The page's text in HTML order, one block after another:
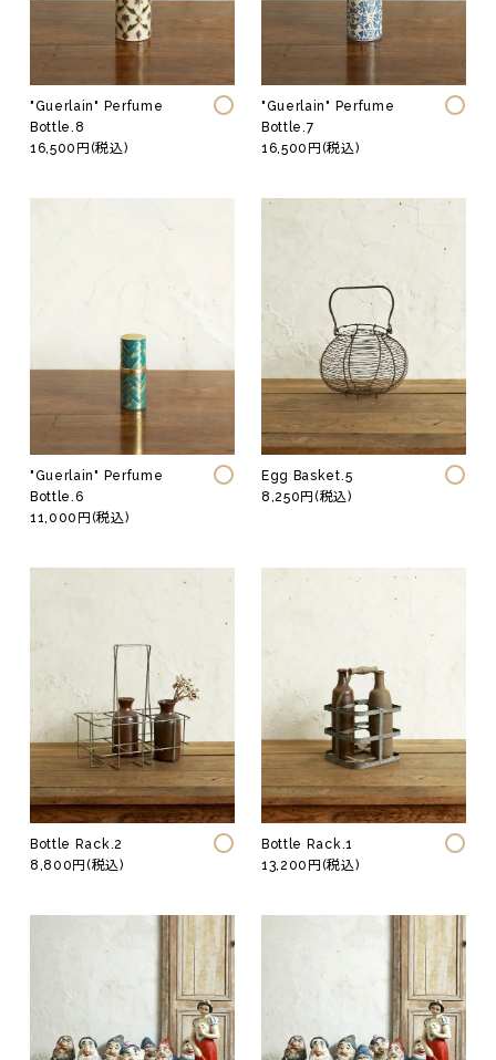
"Guerlain" Perfume
Bottle.8
16,500円(税込)
"Guerlain" Perfume
Bottle.7
16,500円(税込)
"Guerlain" Perfume
Bottle.6
11,000円(税込)
Egg Basket.5
8,250円(税込)
Bottle Rack.2
8,800円(税込)
Bottle Rack.1
13,200円(税込)